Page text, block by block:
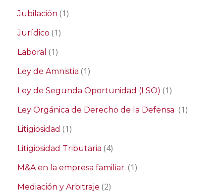
Jubilación (1)
Jurídico (1)
Laboral (1)
Ley de Amnistia (1)
Ley de Segunda Oportunidad (LSO) (1)
Ley Orgánica de Derecho de la Defensa (1)
Litigiosidad (1)
Litigiosidad Tributaria (4)
M&A en la empresa familiar. (1)
Mediación y Arbitraje (2)